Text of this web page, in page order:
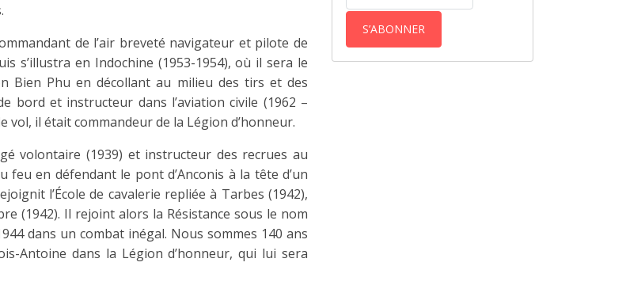
de l’air breveté navigateur et pilote de
s’illustra en Indochine (1953-1954), où il sera le
Bien Phu en décollant au milieu des tirs et des
bord et instructeur dans l’aviation civile (1962 –
vol, il était commandeur de la Légion d’honneur.
volontaire (1939) et instructeur des recrues au
en défendant le pont d’Anconis à la tête d’un
l’École de cavalerie repliée à Tarbes (1942),
(1942). Il rejoint alors la Résistance sous le nom
dans un combat inégal. Nous sommes 140 ans
Antoine dans la Légion d’honneur, qui lui sera